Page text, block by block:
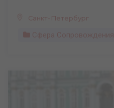
Санкт-Петербург
Сфера Сопровождения